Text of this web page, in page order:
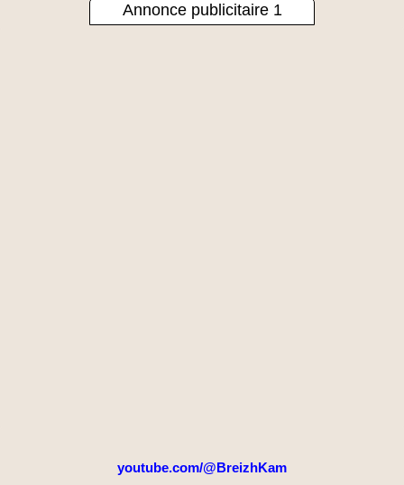
Annonce publicitaire 1
youtube.com/@BreizhKam